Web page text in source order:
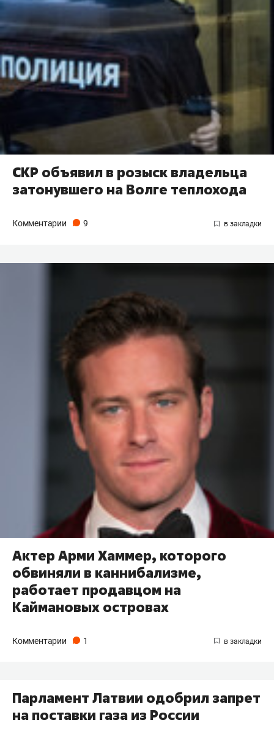
СКР объявил в розыск владельца
затонувшего на Волге теплохода
Комментарии 9
Актер Арми Хаммер, которого
обвиняли в каннибализме,
работает продавцом на
Каймановых островах
Комментарии 1
Парламент Латвии одобрил запрет
на поставки газа из России